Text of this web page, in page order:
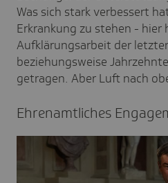
Was sich stark verbessert
Erkrankung zu stehen - hier
Aufklärungsarbeit der
beziehungsweise
getragen. Aber Luft nach
Ehren­amt­li­ches